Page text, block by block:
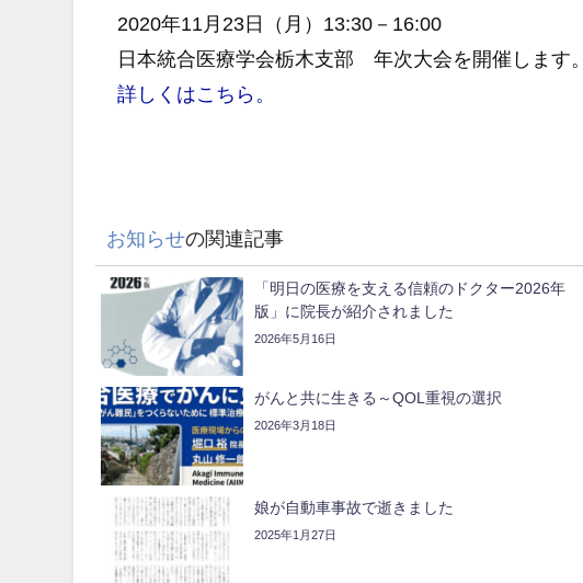
2020年11月23日（月）13:30－16:00
日本統合医療学会栃木支部 年次大会を開催します。
詳しくはこちら。
お知らせの関連記事
「明日の医療を支える信頼のドクター2026年
版」に院長が紹介されました
2026年5月16日
がんと共に生きる～QOL重視の選択
2026年3月18日
娘が自動車事故で逝きました
2025年1月27日